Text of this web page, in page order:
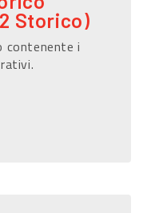
Storico)
contenente i